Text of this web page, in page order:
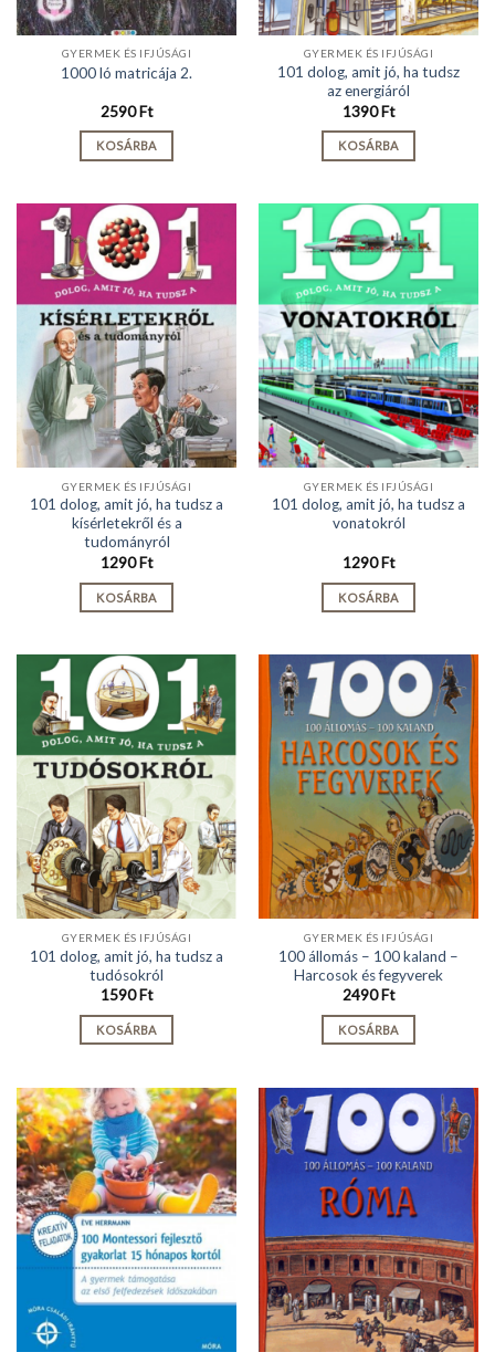
GYERMEK ÉS IFJÚSÁGI
1000 ló matricája 2.
2590Ft
KOSÁRBA
GYERMEK ÉS IFJÚSÁGI
101 dolog, amit jó, ha tudsz
az energiáról
1390Ft
KOSÁRBA
GYERMEK ÉS IFJÚSÁGI
101 dolog, amit jó, ha tudsz a
kísérletekről és a
tudományról
1290Ft
KOSÁRBA
GYERMEK ÉS IFJÚSÁGI
101 dolog, amit jó, ha tudsz a
vonatokról
1290Ft
KOSÁRBA
GYERMEK ÉS IFJÚSÁGI
101 dolog, amit jó, ha tudsz a
tudósokról
1590Ft
KOSÁRBA
GYERMEK ÉS IFJÚSÁGI
100 állomás – 100 kaland –
Harcosok és fegyverek
2490Ft
KOSÁRBA